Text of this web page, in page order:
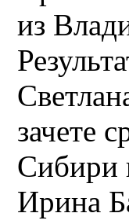
из
зачете
Сибири
Ирина